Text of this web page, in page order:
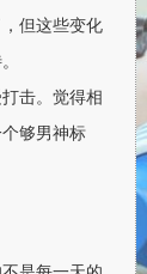
但这些变化
击。觉得相
够男神标